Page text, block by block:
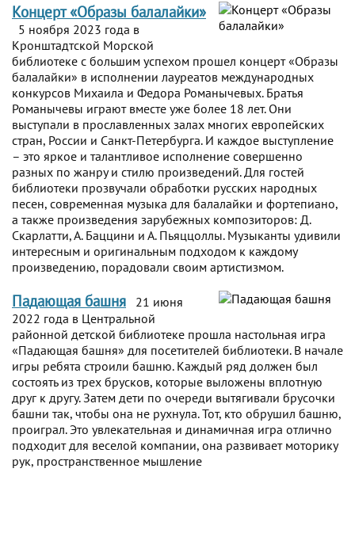
Концерт «Образы балалайки»
5 ноября 2023 года в
Кронштадтской Морской
библиотеке с большим успехом прошел концерт «Образы
балалайки» в исполнении лауреатов международных
конкурсов Михаила и Федора Романычевых. Братья
Романычевы играют вместе уже более 18 лет. Они
выступали в прославленных залах многих европейских
стран, России и Санкт-Петербурга. И каждое выступление
– это яркое и талантливое исполнение совершенно
разных по жанру и стилю произведений. Для гостей
библиотеки прозвучали обработки русских народных
песен, современная музыка для балалайки и фортепиано,
а также произведения зарубежных композиторов: Д.
Скарлатти, А. Баццини и А. Пьяццоллы. Музыканты удивили
интересным и оригинальным подходом к каждому
произведению, порадовали своим артистизмом.
Падающая башня
21 июня
2022 года в Центральной
районной детской библиотеке прошла настольная игра
«Падающая башня» для посетителей библиотеки. В начале
игры ребята строили башню. Каждый ряд должен был
состоять из трех брусков, которые выложены вплотную
друг к другу. Затем дети по очереди вытягивали брусочки
башни так, чтобы она не рухнула. Тот, кто обрушил башню,
проиграл. Это увлекательная и динамичная игра отлично
подходит для веселой компании, она развивает моторику
рук, пространственное мышление